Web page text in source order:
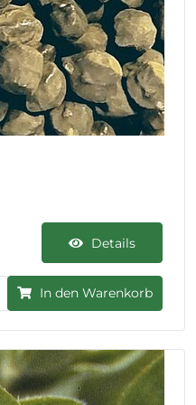
Details
In den Warenkorb